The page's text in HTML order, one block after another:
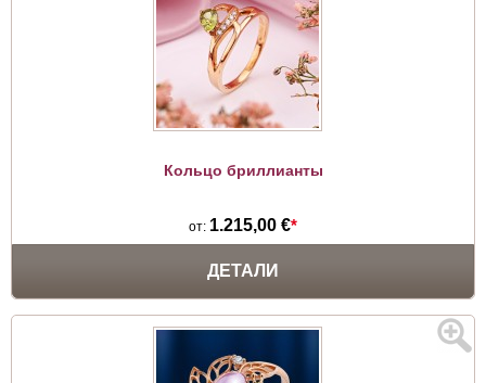
Кольцо бриллианты
от: 1.215,00 €*
ДЕТАЛИ